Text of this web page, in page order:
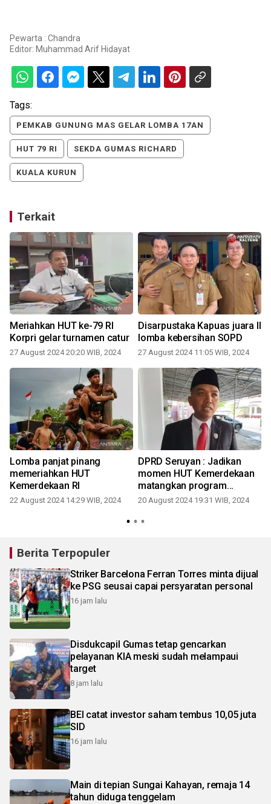
Pewarta : Chandra
Editor: Muhammad Arif Hidayat
Tags:
PEMKAB GUNUNG MAS GELAR LOMBA 17AN
HUT 79 RI SEKDA GUMAS RICHARD
KUALA KURUN
Terkait
Meriahkan HUT ke-79 RI
Korpri gelar turnamen catur
27 August 2024 20:20 WIB, 2024
Disarpustaka Kapuas juara II
lomba kebersihan SOPD
27 August 2024 11:05 WIB, 2024
Lomba panjat pinang
memeriahkan HUT
Kemerdekaan RI
22 August 2024 14:29 WIB, 2024
DPRD Seruyan : Jadikan
momen HUT Kemerdekaan
matangkan program
pembangunan
20 August 2024 19:31 WIB, 2024
Berita Terpopuler
Striker Barcelona Ferran Torres minta dijual
ke PSG seusai capai persyaratan personal
16 jam lalu
Disdukcapil Gumas tetap gencarkan
pelayanan KIA meski sudah melampaui
target
8 jam lalu
BEI catat investor saham tembus 10,05 juta
SID
16 jam lalu
Main di tepian Sungai Kahayan, remaja 14
tahun diduga tenggelam